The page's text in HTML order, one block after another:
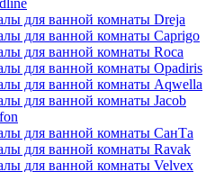
для ванной комнаты Dreja
для ванной комнаты Caprigo
для ванной комнаты Roca
для ванной комнаты Opadiris
для ванной комнаты Aqwella
для ванной комнаты Jacob
для ванной комнаты СанТа
для ванной комнаты Ravak
для ванной комнаты Velvex